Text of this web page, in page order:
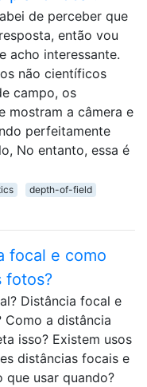
de perceber que
então vou
acho interessante.
não científicos
campo, os
mostram a câmera e
perfeitamente
No entanto, essa é
depth-of-field
focal e como
fotos?
Distância focal e
Como a distância
isso? Existem usos
distâncias focais e
usar quando?